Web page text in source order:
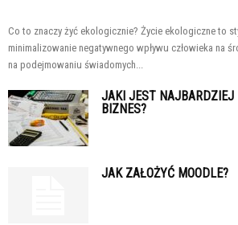
Co to znaczy żyć ekologicznie? Życie ekologiczne to
minimalizowanie negatywnego wpływu człowieka na
na podejmowaniu świadomych...
JAKI JEST NAJBARDZIEJ
BIZNES?
JAK ZAŁOŻYĆ MOODLE?